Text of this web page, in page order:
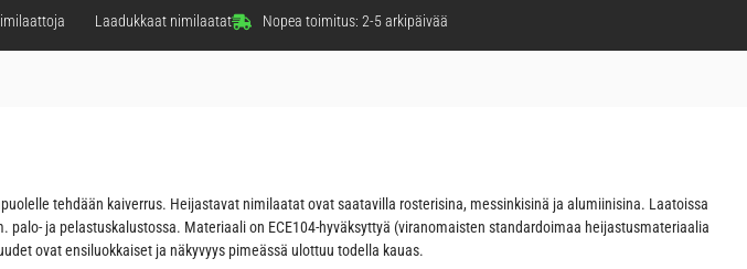
Laadukkaat nimilaatat Nopea toimitus: 2-5 arkipäivää
tehdään kaiverrus. Heijastavat nimilaatat ovat saatavilla rosterisina, messinkisinä ja alumiinisina. Laatoissa
ja pelastuskalustossa. Materiaali on ECE104-hyväksyttyä (viranomaisten standardoimaa heijastusmateriaalia
ovat ensiluokkaiset ja näkyvyys pimeässä ulottuu todella kauas.